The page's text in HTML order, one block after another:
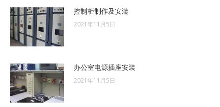
控制柜制作及安装
2021年11月5日
办公室电源插座安装
2021年11月5日